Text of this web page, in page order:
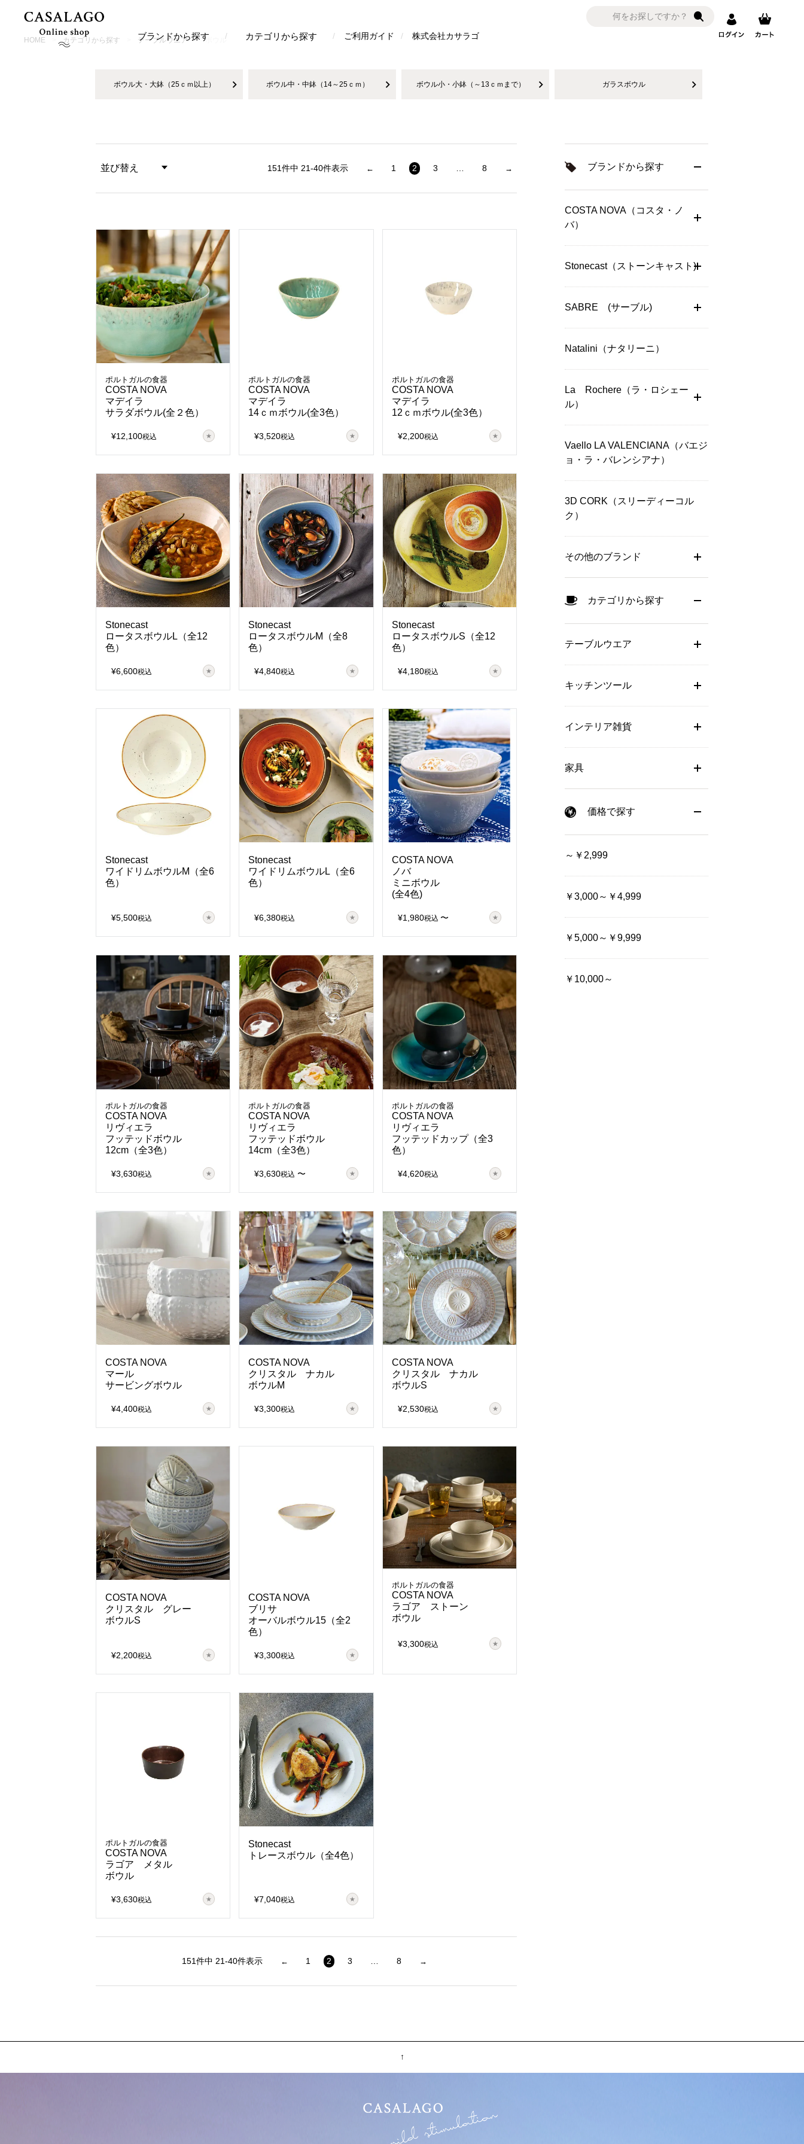
ブランドから探す カテゴリから探す ご利用ガイド 株式会社カサラゴ
HOME カテゴリから探す テーブルウエア ボウル
ボウル大・大鉢（25ｃｍ以上） ボウル中・中鉢（14～25ｃｍ） ボウル小・小鉢（～13ｃｍまで） ガラスボウル
並び替え
151件中 21-40件表示 1 2 3 8
ポルトガルの食器
COSTA NOVA
マデイラ
サラダボウル(全２色）
¥12,100税込
ポルトガルの食器
COSTA NOVA
マデイラ
14ｃｍボウル(全3色）
¥3,520税込
ポルトガルの食器
COSTA NOVA
マデイラ
12ｃｍボウル(全3色）
¥2,200税込
Stonecast
ロータスボウルL（全12
色）
¥6,600税込
Stonecast
ロータスボウルM（全8
色）
¥4,840税込
Stonecast
ロータスボウルS（全12
色）
¥4,180税込
Stonecast
ワイドリムボウルM（全6
色）
¥5,500税込
Stonecast
ワイドリムボウルL（全6
色）
¥6,380税込
COSTA NOVA
ノバ
ミニボウル
(全4色)
¥1,980税込 〜
ポルトガルの食器
COSTA NOVA
リヴィエラ
フッテッドボウル
12cm（全3色）
¥3,630税込
ポルトガルの食器
COSTA NOVA
リヴィエラ
フッテッドボウル
14cm（全3色）
¥3,630税込 〜
ポルトガルの食器
COSTA NOVA
リヴィエラ
フッテッドカップ（全3
色）
¥4,620税込
COSTA NOVA
マール
サービングボウル
¥4,400税込
COSTA NOVA
クリスタル ナカル
ボウルM
¥3,300税込
COSTA NOVA
クリスタル ナカル
ボウルS
¥2,530税込
COSTA NOVA
クリスタル グレー
ボウルS
¥2,200税込
COSTA NOVA
ブリサ
オーバルボウル15（全2
色）
¥3,300税込
ポルトガルの食器
COSTA NOVA
ラゴア ストーン
ボウル
¥3,300税込
ポルトガルの食器
COSTA NOVA
ラゴア メタル
ボウル
¥3,630税込
Stonecast
トレースボウル（全4色）
¥7,040税込
151件中 21-40件表示 1 2 3 … 8
ブランドから探す
COSTA NOVA（コスタ・ノ
バ）
Stonecast（ストーンキャスト)
SABRE (サーブル)
Natalini（ナタリーニ）
La Rochere（ラ・ロシェー
ル）
Vaello LA VALENCIANA（バエジ
ョ・ラ・バレンシアナ）
3D CORK（スリーディーコル
ク）
その他のブランド
カテゴリから探す
テーブルウエア
キッチンツール
インテリア雑貨
家具
価格で探す
～￥2,999
￥3,000～￥4,999
￥5,000～￥9,999
￥10,000～
↑